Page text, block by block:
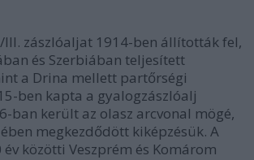
III. zászlóaljat 1914-ben állították fel,
és Szerbiában teljesített
a Drina mellett partőrségi
ben kapta a gyalogzászlóalj
ban került az olasz arcvonal mögé,
megkezdődött kiképzésük. A
közötti Veszprém és Komárom